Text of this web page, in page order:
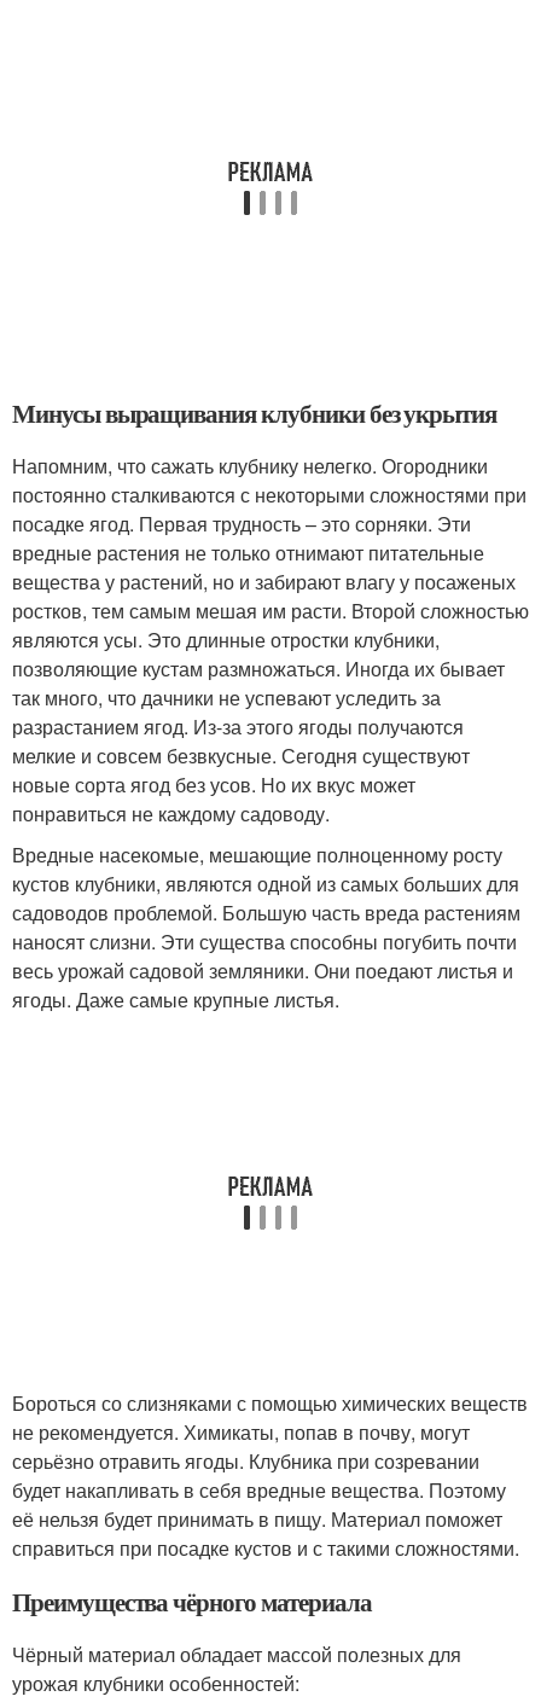
Минусы выращивания клубники без укрытия
Напомним, что сажать клубнику нелегко. Огородники
постоянно сталкиваются с некоторыми сложностями при
посадке ягод. Первая трудность – это сорняки. Эти
вредные растения не только отнимают питательные
вещества у растений, но и забирают влагу у посаженых
ростков, тем самым мешая им расти. Второй сложностью
являются усы. Это длинные отростки клубники,
позволяющие кустам размножаться. Иногда их бывает
так много, что дачники не успевают уследить за
разрастанием ягод. Из-за этого ягоды получаются
мелкие и совсем безвкусные. Сегодня существуют
новые сорта ягод без усов. Но их вкус может
понравиться не каждому садоводу.
Вредные насекомые, мешающие полноценному росту
кустов клубники, являются одной из самых больших для
садоводов проблемой. Большую часть вреда растениям
наносят слизни. Эти существа способны погубить почти
весь урожай садовой земляники. Они поедают листья и
ягоды. Даже самые крупные листья.
Бороться со слизняками с помощью химических веществ
не рекомендуется. Химикаты, попав в почву, могут
серьёзно отравить ягоды. Клубника при созревании
будет накапливать в себя вредные вещества. Поэтому
её нельзя будет принимать в пищу. Материал поможет
справиться при посадке кустов и с такими сложностями.
Преимущества чёрного материала
Чёрный материал обладает массой полезных для
урожая клубники особенностей: